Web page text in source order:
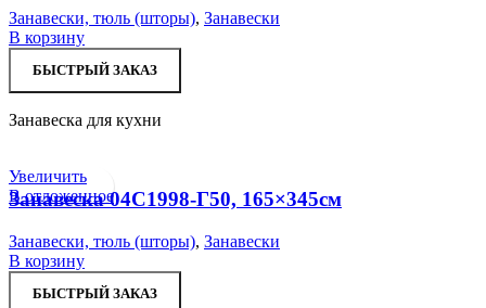
Занавески, тюль (шторы), Занавески
В корзину
БЫСТРЫЙ ЗАКАЗ
Занавеска для кухни
Увеличить
В отложенное
Занавеска 04С1998-Г50, 165×345см
Занавески, тюль (шторы), Занавески
В корзину
БЫСТРЫЙ ЗАКАЗ